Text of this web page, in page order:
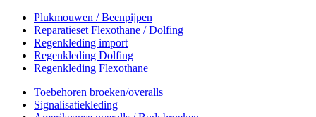
Plukmouwen / Beenpijpen
Reparatieset Flexothane / Dolfing
Regenkleding import
Regenkleding Dolfing
Regenkleding Flexothane
Toebehoren broeken/overalls
Signalisatiekleding